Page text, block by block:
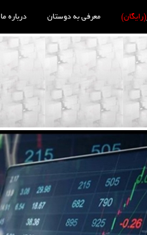
(رایگان) معرفی به دوستان درباره ما